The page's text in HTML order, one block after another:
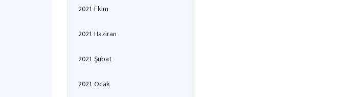
2021 Ekim
2021 Haziran
2021 Şubat
2021 Ocak